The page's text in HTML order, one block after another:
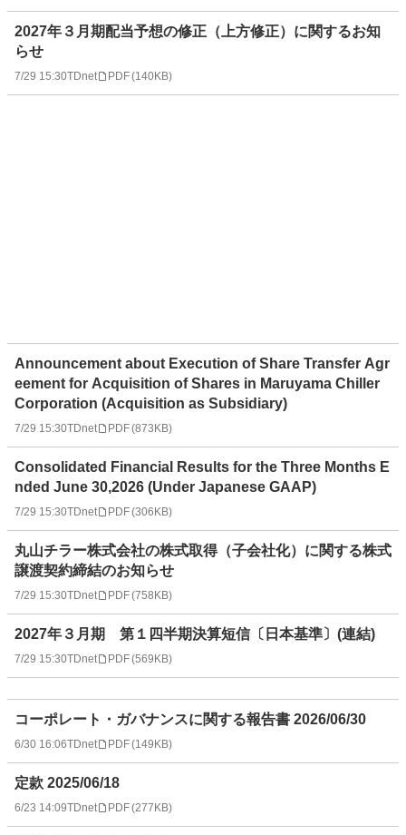
2027年３月期配当予想の修正（上方修正）に関するお知
らせ
7/29 15:30TDnet PDF(140KB)
Announcement about Execution of Share Transfer Agr
eement for Acquisition of Shares in Maruyama Chiller
Corporation (Acquisition as Subsidiary)
7/29 15:30TDnet PDF(873KB)
Consolidated Financial Results for the Three Months E
nded June 30,2026 (Under Japanese GAAP)
7/29 15:30TDnet PDF(306KB)
丸山チラー株式会社の株式取得（子会社化）に関する株式
譲渡契約締結のお知らせ
7/29 15:30TDnet PDF(758KB)
2027年３月期 第１四半期決算短信〔日本基準〕(連結)
7/29 15:30TDnet PDF(569KB)
コーポレート・ガバナンスに関する報告書 2026/06/30
6/30 16:06TDnet PDF(149KB)
定款 2025/06/18
6/23 14:09TDnet PDF(277KB)